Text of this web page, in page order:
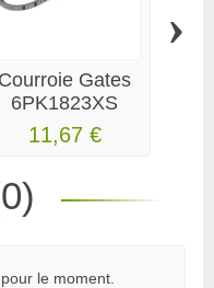
Courroie Gates
6PK1823XS
11,67 €
›
le moment.